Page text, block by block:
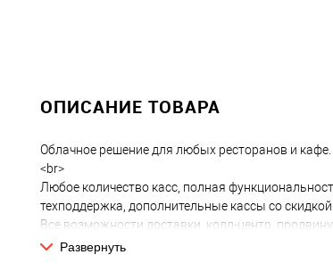
ОПИСАНИЕ ТОВАРА
Облачное решение для любых ресторанов и кафе.
<br>
Любое количество касс, полная
техподдержка, дополнительные кассы со скидкой.
Все возможности доставки, колл-центр,
приложений.
Развернуть